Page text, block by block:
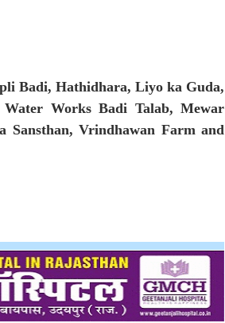
Badi, Hathidhara, Liyo ka Guda,
Works Badi Talab, Mewar
Vrindhawan Farm and